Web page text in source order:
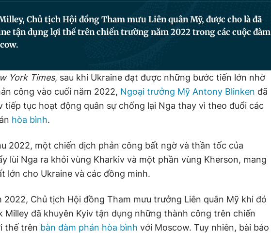
Chủ tịch Hội đồng Tham mưu Liên quân Mỹ, được cho là đã
tận dụng lợi thế trên chiến trường năm 2022 trong các cuộc đàm
York Times, sau khi Ukraine đạt được những bước tiến lớn nhờ
công vào cuối năm 2022, Ngoại trưởng Mỹ Antony Blinken đã
tiếp tục hoạt động quân sự chống lại Nga thay vì theo đuổi các
hòa bình.
2022, một chiến dịch phản công bất ngờ và thần tốc của
lùi Nga ra khỏi vùng Kharkiv và một phần vùng Kherson, mang
lớn cho Ukraine và các đồng minh.
2022, Chủ tịch Hội đồng Tham mưu trưởng Liên quân Mỹ khi đó
Milley đã khuyên Kyiv tận dụng những thành công trên chiến
thế trên bàn đàm phán hòa bình với Moscow. Tuy nhiên, bài báo